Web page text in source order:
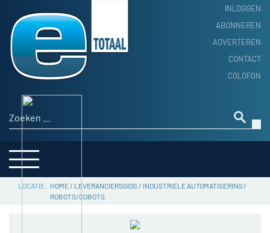
INLOGGEN
ABONNEREN
ADVERTEREN
CONTACT
COLOFON
Zoeken naar:
HOME
PRODUCTNIEUWS
ACHTERGROND
ALGEMEEN NIEUWS
THEMA’S
SERVICE
HOME/ LEVERANCIERSGIDS/ INDUSTRIELE AUTOMATISERING/
ROBOTS/COBOTS